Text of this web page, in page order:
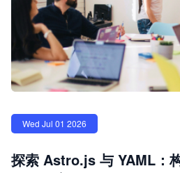
Wed Jul 01 2026
探索 Astro.js 与 YAML：